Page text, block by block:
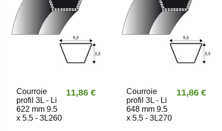
Courroie
profil 3L - Li
622 mm 9.5
x 5.5 - 3L260
11,86 €
Courroie
profil 3L - Li
648 mm 9.5
x 5.5 - 3L270
11,86 €